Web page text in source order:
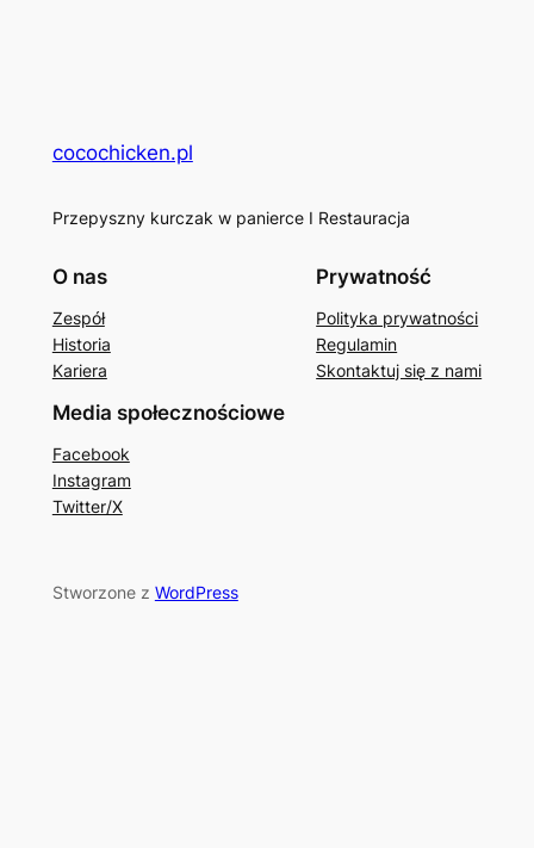
cocochicken.pl
Przepyszny kurczak w panierce I Restauracja
O nas
Zespół
Historia
Kariera
Prywatność
Polityka prywatności
Regulamin
Skontaktuj się z nami
Media społecznościowe
Facebook
Instagram
Twitter/X
Stworzone z WordPress